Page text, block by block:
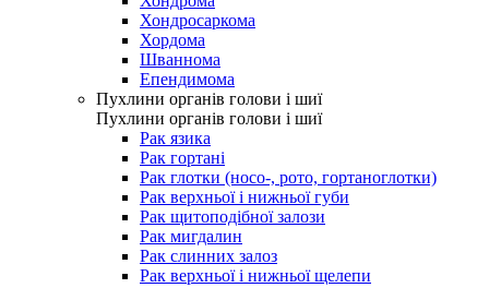
Хондросаркома
Хордома
Шваннома
Епендимома
Пухлини органів голови і шиї
Пухлини органів голови і шиї
Рак язика
Рак гортані
Рак глотки (носо-, рото, гортаноглотки)
Рак верхньої і нижньої губи
Рак щитоподібної залози
Рак мигдалин
Рак слинних залоз
Рак верхньої і нижньої щелепи